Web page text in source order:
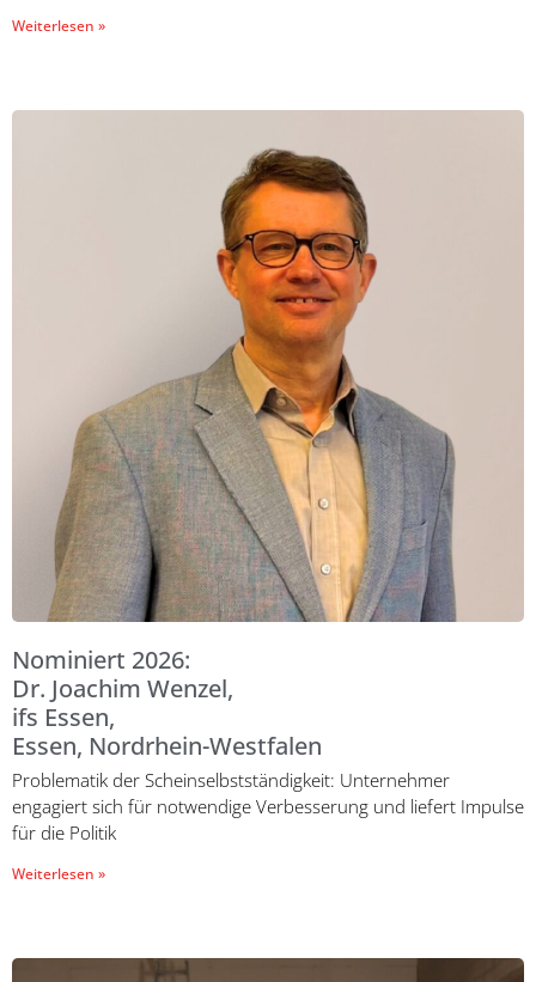
Weiterlesen »
Nominiert 2026:
Dr. Joachim Wenzel,
ifs Essen,
Essen, Nordrhein-Westfalen
Problematik der Scheinselbstständigkeit: Unternehmer
engagiert sich für notwendige Verbesserung und liefert Impulse
für die Politik
Weiterlesen »